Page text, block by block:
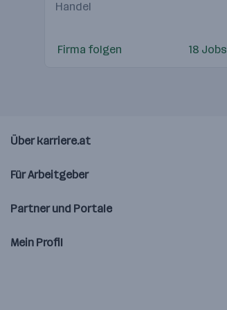
Handel
Firma folgen 18 Jobs
Über karriere.at
Für Arbeitgeber
Partner und Portale
Mein Profil